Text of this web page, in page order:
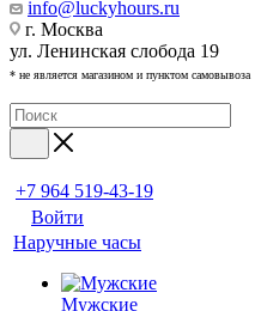
info@luckyhours.ru
г. Москва
ул. Ленинская слобода 19
* не является магазином и пунктом самовывоза
+7 964 519-43-19
Войти
Наручные часы
Мужские